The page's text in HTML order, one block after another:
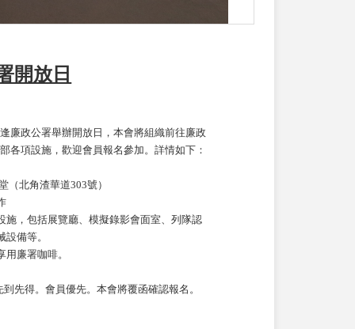
開放日
廉政公署舉辦開放日，本會將組織前往廉政
各項設施，歡迎會員報名參加。詳情如下：
（北角渣華道303號）
施，包括展覽廳、模擬錄影會面室、列隊認
備等。
廉署咖啡。
先得。會員優先。本會將覆函確認報名。